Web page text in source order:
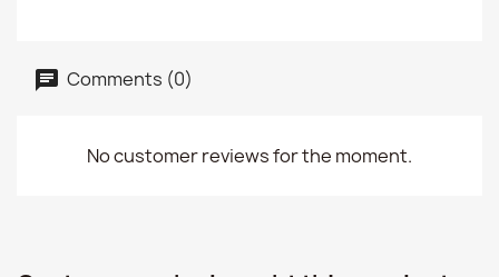
Comments (0)
No customer reviews for the moment.